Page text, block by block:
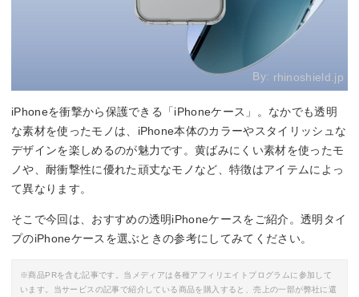
By: rhinoshield.jp
iPhoneを衝撃から保護できる「iPhoneケース」。なかでも透明
な素材を使ったモノは、iPhone本体のカラーやスタイリッシュな
デザインを楽しめるのが魅力です。黄ばみにくい素材を使ったモ
ノや、耐衝撃性に優れた頑丈なモノなど、特徴はアイテムによっ
て異なります。
そこで今回は、おすすめの透明iPhoneケースをご紹介。透明タイ
プのiPhoneケースを選ぶときの参考にしてみてください。
※商品PRを含む記事です。当メディアは各種アフィリエイトプログラムに参加して
います。当サービスの記事で紹介している商品を購入すると、売上の一部が弊社に還